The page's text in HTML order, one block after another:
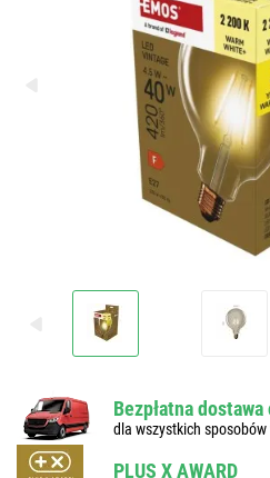
Bezpłatna dostawa
dla wszystkich sposobów
PLUS X AWARD